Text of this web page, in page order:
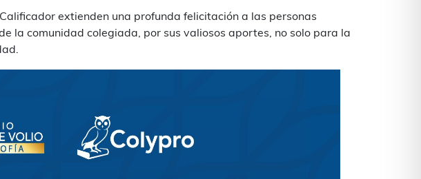
extienden una profunda felicitación a las personas
la comunidad colegiada, por sus valiosos aportes, no solo para la